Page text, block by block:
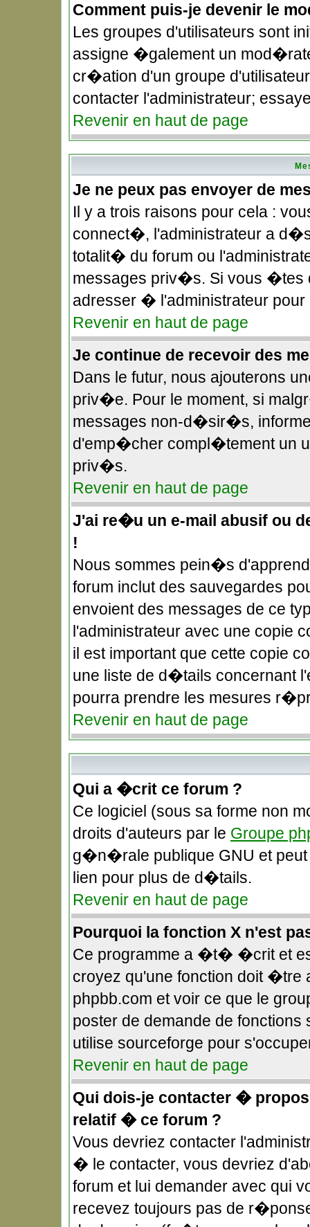
Comment puis-je devenir le
Les groupes d'utilisateurs sont
assigne �galement un
cr�ation d'un groupe
contacter l'administrateur;
Revenir en haut de page
Je ne peux pas envoyer de
Il y a trois raisons pour cela :
connect�, l'administrateur a
totalit� du forum ou
messages priv�s. Si vous �tes
adresser � l'administrateur
Revenir en haut de page
Je continue de recevoir des
Dans le futur, nous ajouterons
priv�e. Pour le moment, si
messages non-d�sir�s,
d'emp�cher compl�tement un
priv�s.
Revenir en haut de page
J'ai re�u un e-mail abusif ou
!
Nous sommes pein�s
forum inclut des sauvegardes
envoient des messages de ce
l'administrateur avec une copie
il est important que cette copie
une liste de d�tails concernant
pourra prendre les mesures
Revenir en haut de page
Qui a �crit ce forum ?
Ce logiciel (sous sa forme non
droits d'auteurs par le Groupe
g�n�rale publique GNU et
lien pour plus de d�tails.
Revenir en haut de page
Pourquoi la fonction X n'est
Ce programme a �t� �crit et
croyez qu'une fonction doit �tre
phpbb.com et voir ce que le
poster de demande de
utilise sourceforge pour
Revenir en haut de page
Qui dois-je contacter �
relatif � ce forum ?
Vous devriez contacter
� le contacter, vous devriez
forum et lui demander avec qui
recevez toujours pas de